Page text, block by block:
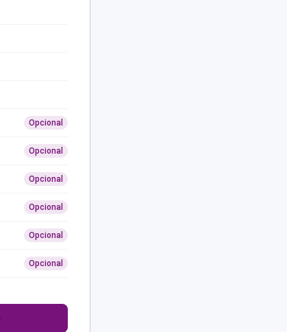
Opcional
Opcional
Opcional
Opcional
Opcional
Opcional